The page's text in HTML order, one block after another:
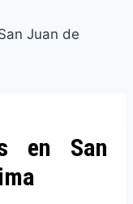
Juan de
en San